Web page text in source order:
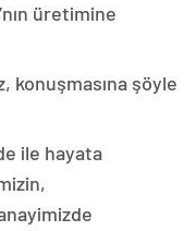
üretimine
konuşmasına şöyle
ile hayata